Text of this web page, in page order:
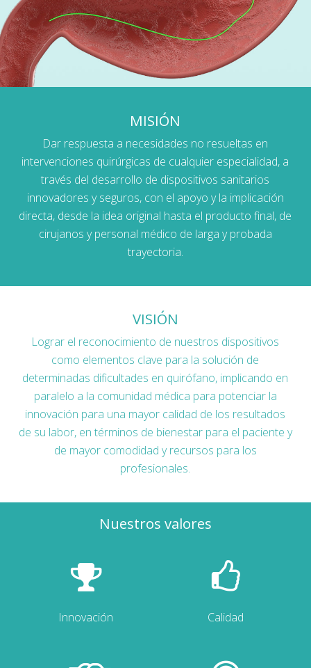
MISIÓN
Dar respuesta a necesidades no resueltas en
intervenciones quirúrgicas de cualquier especialidad, a
través del desarrollo de dispositivos sanitarios
innovadores y seguros, con el apoyo y la implicación
directa, desde la idea original hasta el producto final, de
cirujanos y personal médico de larga y probada
trayectoria.
VISIÓN
Lograr el reconocimiento de nuestros dispositivos
como elementos clave para la solución de
determinadas dificultades en quirófano, implicando en
paralelo a la comunidad médica para potenciar la
innovación para una mayor calidad de los resultados
de su labor, en términos de bienestar para el paciente y
de mayor comodidad y recursos para los
profesionales.
Nuestros valores
Innovación Calidad